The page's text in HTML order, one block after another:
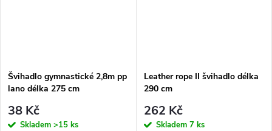
Švihadlo gymnastické 2,8m pp
lano délka 275 cm
38 Kč
Skladem >15 ks
Leather rope II švihadlo délka
290 cm
262 Kč
Skladem 7 ks